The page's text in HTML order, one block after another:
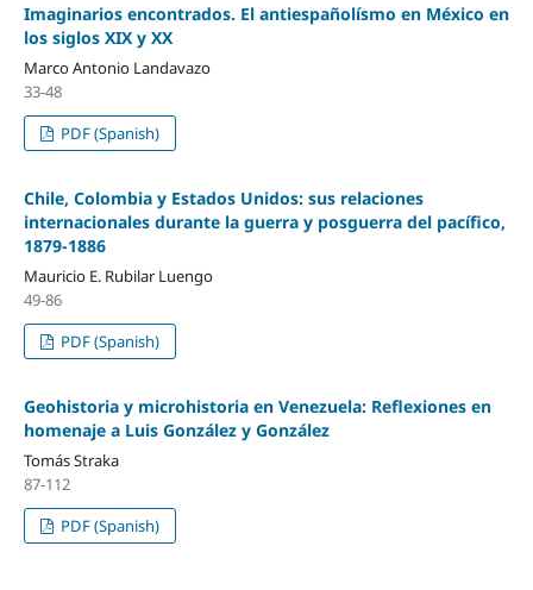
Imaginarios encontrados. El antiespañolísmo en México en
los siglos XIX y XX
Marco Antonio Landavazo
33-48
PDF (Spanish)
Chile, Colombia y Estados Unidos: sus relaciones
internacionales durante la guerra y posguerra del pacífico,
1879-1886
Mauricio E. Rubilar Luengo
49-86
PDF (Spanish)
Geohistoria y microhistoria en Venezuela: Reflexiones en
homenaje a Luis González y González
Tomás Straka
87-112
PDF (Spanish)